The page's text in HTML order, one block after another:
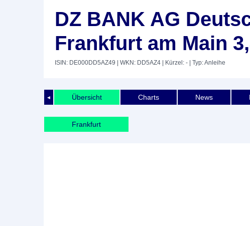
DZ BANK AG
Frankfurt am Main
ISIN: DE000DD5AZ49 | WKN: DD5AZ4 | Kürzel: - | Typ: Anleihe
◄ Übersicht Charts News
Frankfurt